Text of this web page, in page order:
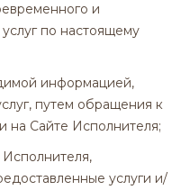
и
по настоящему
информацией,
путем обращения к
на Сайте Исполнителя;
Исполнителя,
услуги и/